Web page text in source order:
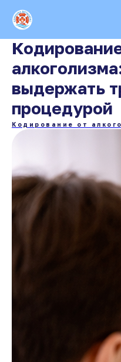
выдержать
процедурой
Кодирование от